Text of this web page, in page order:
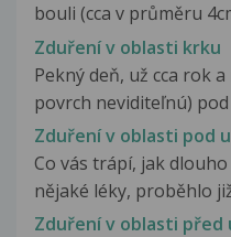
bouli (cca v průměru
Zduření v oblasti krku
Pekný deň, už cca rok
povrch neviditeľnú)
Zduření v oblasti pod
Co vás trápí, jak
nějaké léky, proběhlo
Zduření v oblasti před